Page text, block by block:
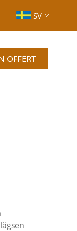
SV
OFFERT